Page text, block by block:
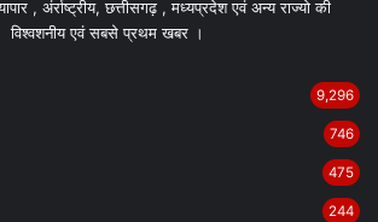
, अंर्राष्ट्रीय, छत्तीसगढ़ , मध्यप्रदेश एवं अन्य राज्यो की
विश्वशनीय एवं सबसे प्रथम खबर ।
9,296
746
475
244